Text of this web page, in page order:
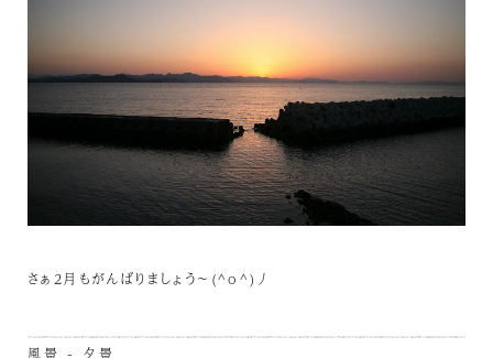
さぁ2月もがんばりましょう～(^o^)丿
風景 - 夕景